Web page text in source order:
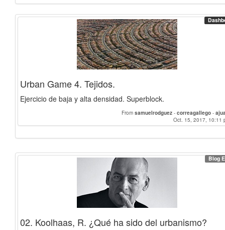
Urban Game 4. Tejidos.
Ejercicio de baja y alta densidad. Superblock.
From samuelrodguez - correagallego -
Oct. 15, 2017, 10:11
Blog
02. Koolhaas, R. ¿Qué ha sido del urbanismo?